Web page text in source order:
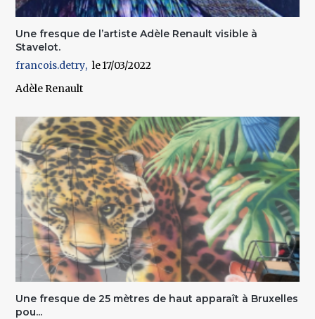
Une fresque de l’artiste Adèle Renault visible à
Stavelot.
francois.detry
17/03/2022
Adèle Renault
Une fresque de 25 mètres de haut apparaît à Bruxelles
pou...